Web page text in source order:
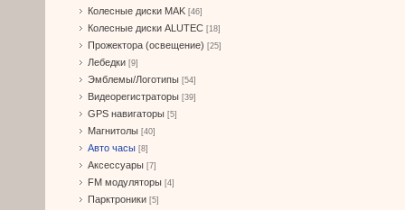
Колесные диски MAK [46]
Колесные диски ALUTEC [18]
Прожектора (освещение) [25]
Лебедки [9]
Эмблемы/Логотипы [54]
Видеорегистраторы [39]
GPS навигаторы [5]
Магнитолы [40]
Авто часы [8]
Аксессуары [7]
FM модуляторы [4]
Парктроники [5]